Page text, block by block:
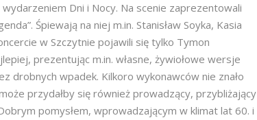
Dni i Nocy. Na scenie zaprezentowali
Śpiewają na niej m.in. Stanisław Soyka, Kasia
w Szczytnie pojawili się tylko Tymon
prezentując m.in. własne, żywiołowe wersje
drobnych wpadek. Kilkoro wykonawców nie znało
przydałby się również prowadzący, przybliżający
pomysłem, wprowadzającym w klimat lat 60. i